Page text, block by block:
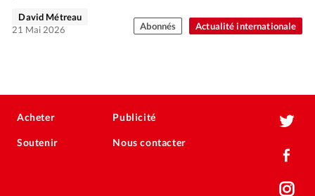
Actualité internationale
David Métreau
21 Mai 2026
Abonnés
Acheter
Soutenir
Publicité
Nous contacter